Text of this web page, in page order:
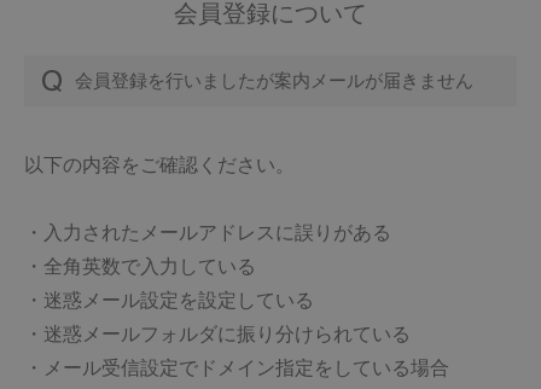
International Shipping
今治タオルについて
会員登録について
会員登録を行いましたが案内メールが届きません
以下の内容をご確認ください。
・入力されたメールアドレスに誤りがある
・全角英数で入力している
・迷惑メール設定を設定している
・迷惑メールフォルダに振り分けられている
・メール受信設定でドメイン指定をしている場合